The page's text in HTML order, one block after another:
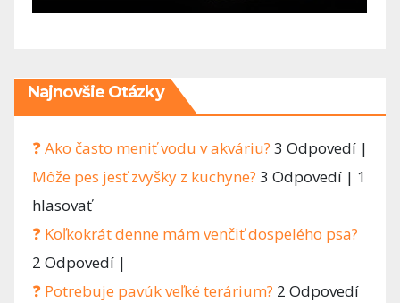
v akvaristike? Človek
Najnovšie Otázky
❓ Ako často meniť vodu v akváriu? 3 Odpovedí |
Môže pes jesť zvyšky z kuchyne? 3 Odpovedí | 1
hlasovať
❓ Koľkokrát denne mám venčiť dospelého psa?
2 Odpovedí |
❓ Potrebuje pavúk veľké terárium? 2 Odpovedí